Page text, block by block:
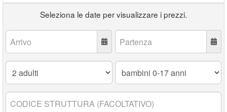
Seleziona le date per visualizzare i prezzi.
Arrivo: Partenza:
Adulti:
Bambini
17
Codice
struttura: